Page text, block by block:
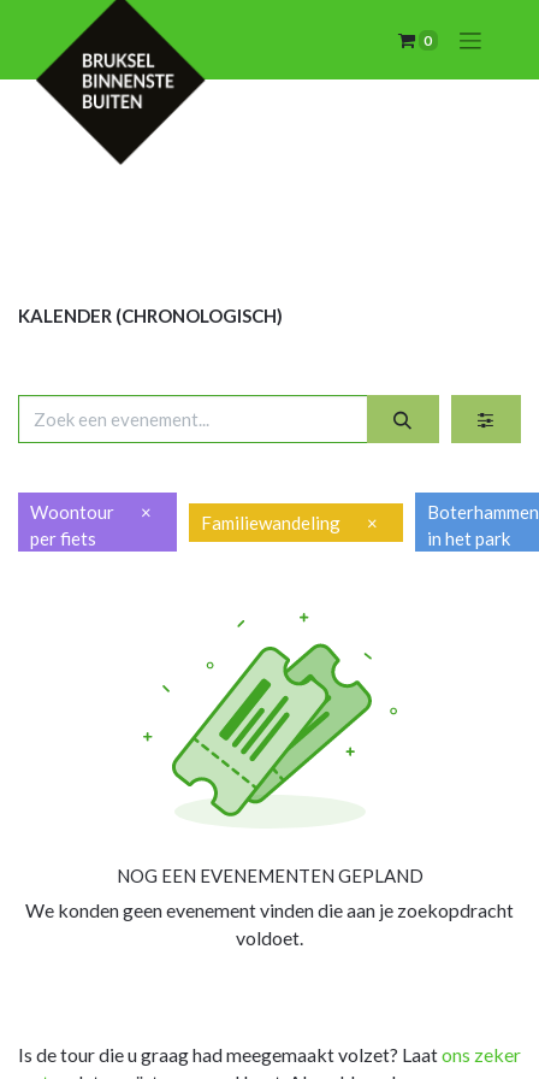
0
KALENDER (CHRONOLOGISCH)
Woontour
per fiets
× Familiewandeling ×
Boterhammen
in het park
NOG EEN EVENEMENTEN GEPLAND
We konden geen evenement vinden die aan je zoekopdracht
voldoet.
Is de tour die u graag had meegemaakt volzet? Laatons zeker